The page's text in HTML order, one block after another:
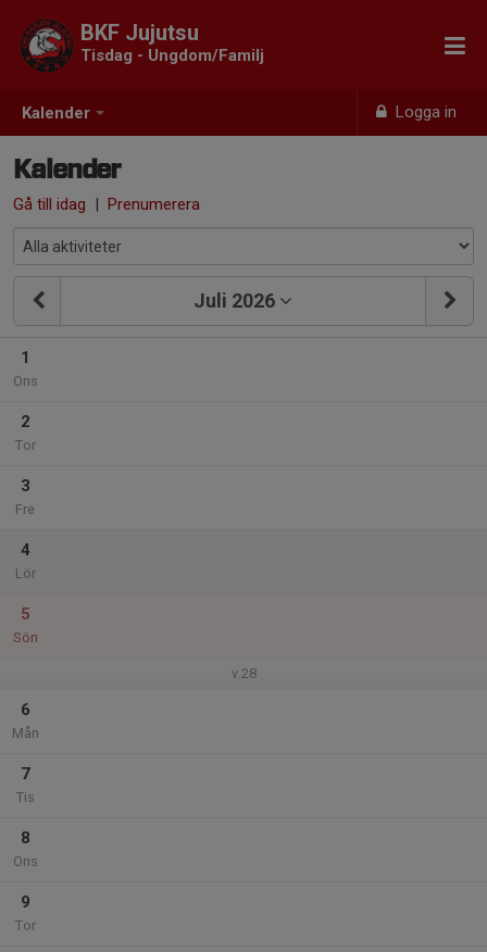
Kalender Logga in
BKF Jujutsu
Tisdag - Ungdom/Familj
Kalender
Gå till idag | Prenumerera
Juli 2026
1
Ons
2
Tor
3
Fre
4
Lör
5
Sön
v.28
6
Mån
7
Tis
8
Ons
9
Tor